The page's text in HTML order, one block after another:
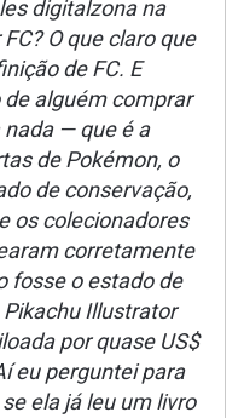
digitalzona na
O que claro que
de FC. E
alguém comprar
nada — que é a
de Pokémon, o
de conservação,
os colecionadores
corretamente
fosse o estado de
Illustrator
por quase US$
eu perguntei para
ela já leu um livro